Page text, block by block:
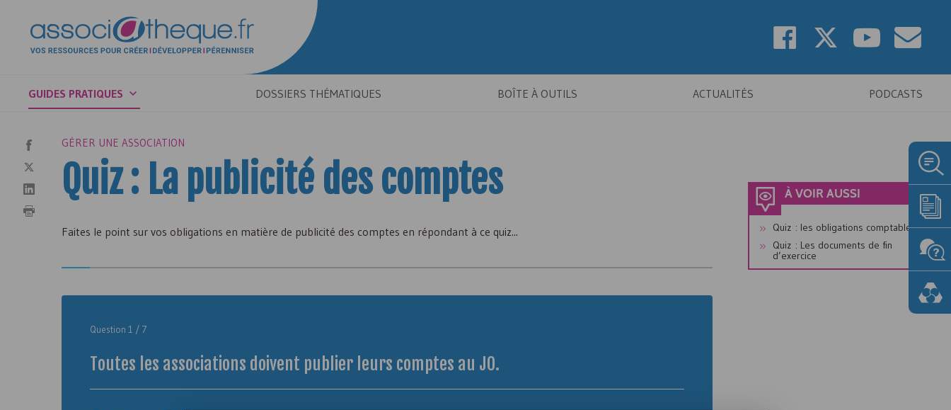
GUIDES PRATIQUES DOSSIERS THÉMATIQUES BOÎTE À OUTILS ACTUALITÉS PODCASTS
GÉRER UNE ASSOCIATION
Quiz : La publicité des comptes
Faites le point sur vos obligations en matière de publicité des comptes en répondant à ce quiz...
Question 1 / 7
Toutes les associations doivent publier leurs comptes au JO.
À VOIR AUSSI
Quiz : les obligations comptables
Quiz : Les documents de fin
d’exercice